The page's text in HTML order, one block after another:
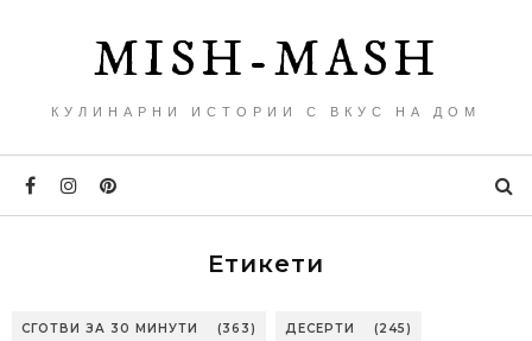
MISH-MASH
КУЛИНАРНИ ИСТОРИИ С ВКУС НА ДОМ
Етикети
СГОТВИ ЗА 30 МИНУТИ (363) ДЕСЕРТИ (245)